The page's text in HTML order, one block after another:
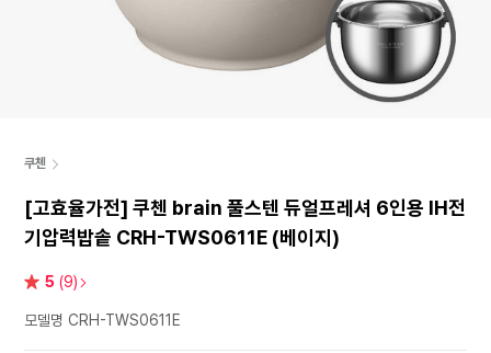
쿠첸
[고효율가전] 쿠첸 brain 풀스텐 듀얼프레셔 6인용 IH전
기압력밥솥 CRH-TWS0611E (베이지)
별 5 (9)
모델명 CRH-TWS0611E